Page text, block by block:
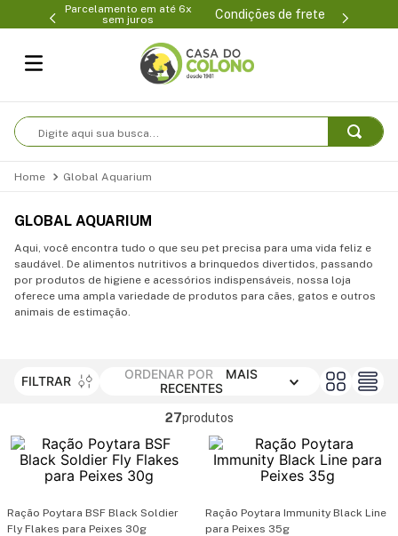
Parcelamento em até 6x
sem juros
Condições de frete
Digite aqui sua busca...
Global Aquarium
GLOBAL AQUARIUM
Aqui, você encontra tudo o que seu pet precisa para uma vida feliz e
saudável. De alimentos nutritivos a brinquedos divertidos, passando
por produtos de higiene e acessórios indispensáveis, nossa loja
oferece uma ampla variedade de produtos para cães, gatos e outros
animais de estimação.
FILTRAR ORDENAR POR
MAIS
RECENTES
27produtos
Ração Poytara BSF Black Soldier
Fly Flakes para Peixes 30g
Ração Poytara Immunity Black Line
para Peixes 35g